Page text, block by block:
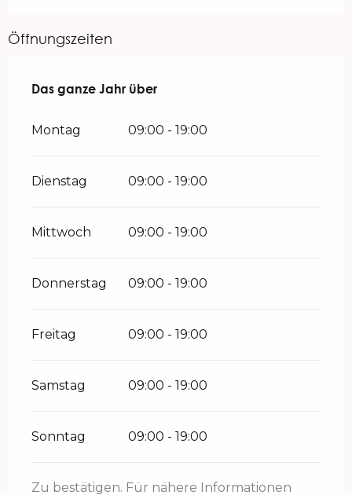
Öffnungszeiten
Das ganze Jahr über
Das ganze Jahr über
Montag 09:00 - 19:00
Dienstag 09:00 - 19:00
Mittwoch 09:00 - 19:00
Donnerstag 09:00 - 19:00
Freitag 09:00 - 19:00
Samstag 09:00 - 19:00
Sonntag 09:00 - 19:00
Zu bestätigen. Für nähere Informationen